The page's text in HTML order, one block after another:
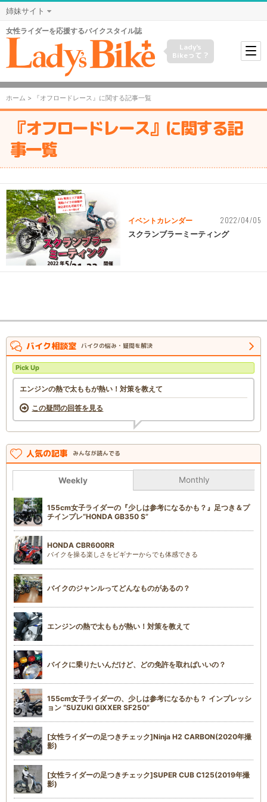
姉妹サイト
女性ライダーを応援するバイクスタイル誌
Lady's
Bikeって？
ホーム > 『オフロードレース』に関する記事一覧
『オフロードレース』に関する記
事一覧
イベントカレンダー 2022/04/05
スクランブラーミーティング
バイク相談室 バイクの悩み・疑問を解決
Pick Up
エンジンの熱で太ももが熱い！対策を教えて
この疑問の回答を見る
人気の記事 みんなが読んでる
Weekly Monthly
155cm女子ライダーの『少しは参考になるかも？』足つき＆プ
チインプレ“HONDA GB350 S”
HONDA CBR600RR
バイクを操る楽しさをビギナーからでも体感できる
バイクのジャンルってどんなものがあるの？
エンジンの熱で太ももが熱い！対策を教えて
バイクに乗りたいんだけど、どの免許を取ればいいの？
155cm女子ライダーの、少しは参考になるかも？ インプレッシ
ョン “SUZUKI GIXXER SF250”
[女性ライダーの足つきチェック]Ninja H2 CARBON(2020年撮
影)
[女性ライダーの足つきチェック]SUPER CUB C125(2019年撮
影)